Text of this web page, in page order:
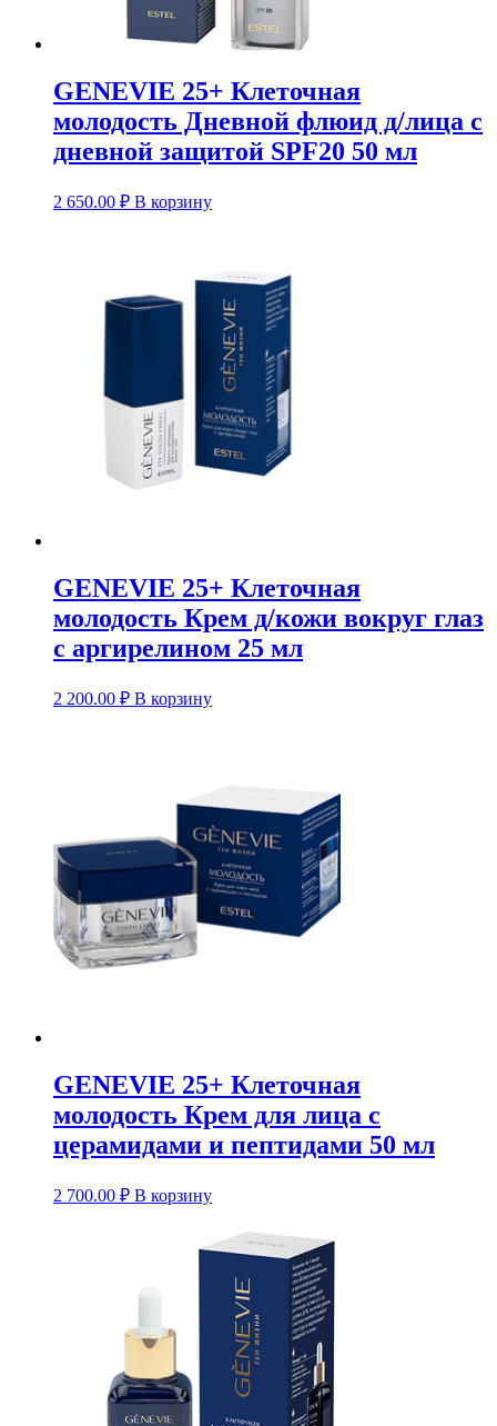
GENEVIE 25+ Клеточная
молодость Дневной флюид д/лица с
дневной защитой SPF20 50 мл
2 650.00 ₽ В корзину
GENEVIE 25+ Клеточная
молодость Крем д/кожи вокруг глаз
с аргирелином 25 мл
2 200.00 ₽ В корзину
GENEVIE 25+ Клеточная
молодость Крем для лица с
церамидами и пептидами 50 мл
2 700.00 ₽ В корзину